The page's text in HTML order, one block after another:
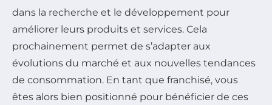
dans la recherche et le développement pour
améliorer leurs produits et services. Cela
prochainement permet de s’adapter aux
évolutions du marché et aux nouvelles tendances
de consommation. En tant que franchisé, vous
êtes alors bien positionné pour bénéficier de ces